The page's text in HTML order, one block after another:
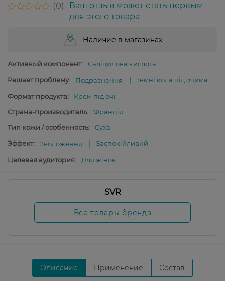
0
Ваш отзыв может стать первым
для этого товара
Наличие в магазинах
Активный компонент:
Саліцилова кислота
Решает проблему:
Подразнення Темні кола під очима
Формат продукта:
Крем під очі
Страна-производитель:
Франція
Тип кожи / особенность:
Суха
Эффект:
Зволоження Заспокійливий
Целевая аудитория: Для жінок
SVR
Все товары бренда
Описание Применение Состав